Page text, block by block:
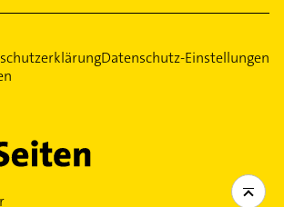
Datenschutz-Einstellungen